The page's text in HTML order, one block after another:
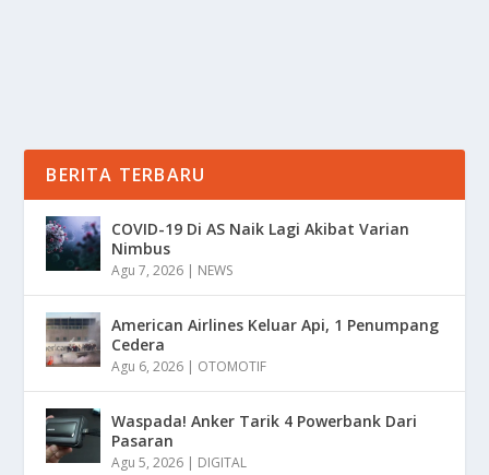
BERITA TERBARU
COVID-19 Di AS Naik Lagi Akibat Varian
Nimbus
Agu 7, 2026 | NEWS
American Airlines Keluar Api, 1 Penumpang
Cedera
Agu 6, 2026 | OTOMOTIF
Waspada! Anker Tarik 4 Powerbank Dari
Pasaran
Agu 5, 2026 | DIGITAL